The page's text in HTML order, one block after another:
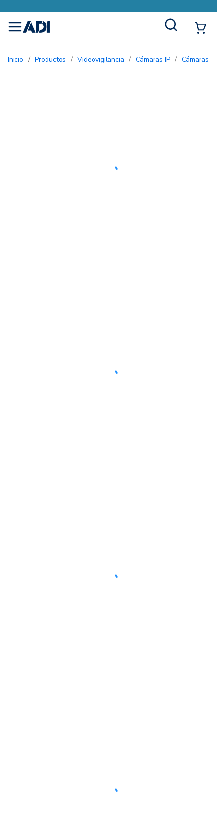
menu
Inicio / Productos / Videovigilancia / Cámaras IP / Cámaras